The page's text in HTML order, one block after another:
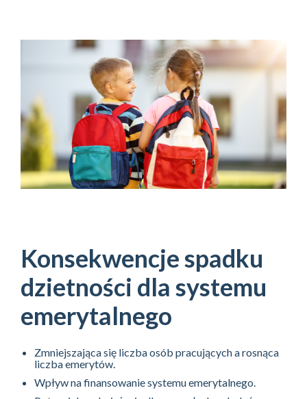
Konsekwencje spadku
dzietności dla systemu
emerytalnego
Zmniejszająca się liczba osób pracujących a rosnąca
liczba emerytów.
Wpływ na finansowanie systemu emerytalnego.